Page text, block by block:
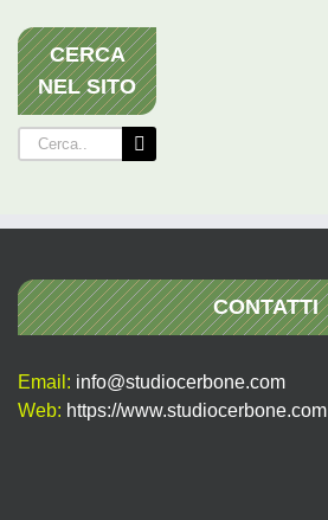
CERCA
NEL SITO
Cerca
per:
CONTATTI
Email: info@studiocerbone.com
Web: https://www.studiocerbone.com